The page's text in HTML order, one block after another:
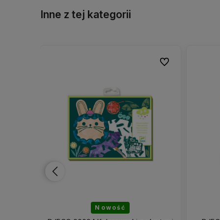
Inne z tej kategorii
Nowość
Do ulubionych
Do ulubionych